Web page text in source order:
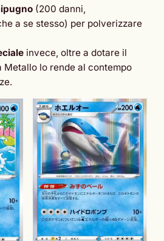
(200 danni,
a se stesso) per polverizzare
invece, oltre a dotare il
Metallo lo rende al contempo